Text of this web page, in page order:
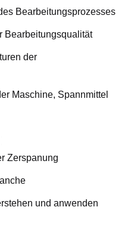
Bearbeitungsprozesses
Bearbeitungsqualität
der
Maschine, Spannmittel
Zerspanung
und anwenden